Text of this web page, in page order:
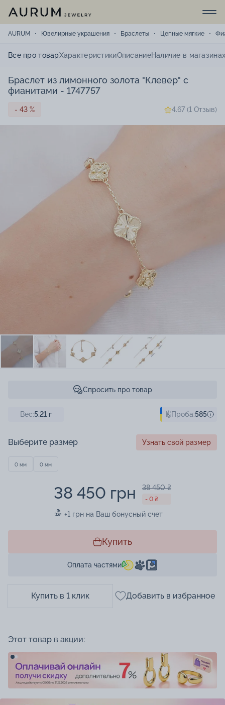
AURUM Ювелирные украшения Браслеты Цепные мягкие
Все про товарХарактеристикиОписаниеНаличие в
Браслет из лимонного золота "Клевер" с
фианитами - 1747757
- 43 % 4.67 (1 Отзыв)
Спросить про товар
Вес:5.21 г Проба:585
Выберите размер Узнать свой размер
0 мм 0 мм
38 450 грн 38 450 ₴
- 0 ₴
+1 грн на Ваш бонусный счет
Купить
Оплата частями
Купить в 1 клик Добавить в избранное
Этот товар в акции: